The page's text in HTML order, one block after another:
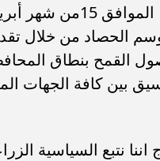
الحصاد من خلال
القمح بنطاق
بين كافة الجهات
نتبع السياسية